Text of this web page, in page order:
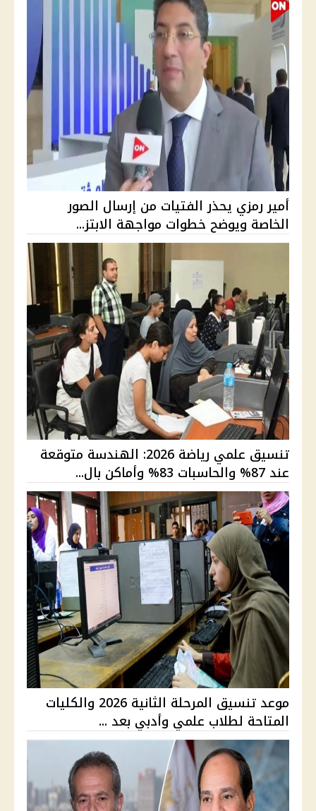
أمير رمزي يحذر الفتيات من إرسال الصور
الخاصة ويوضح خطوات مواجهة الابتز...
تنسيق علمي رياضة 2026: الهندسة متوقعة
عند 87% والحاسبات 83% وأماكن بال...
موعد تنسيق المرحلة الثانية 2026 والكليات
المتاحة لطلاب علمي وأدبي بعد ...